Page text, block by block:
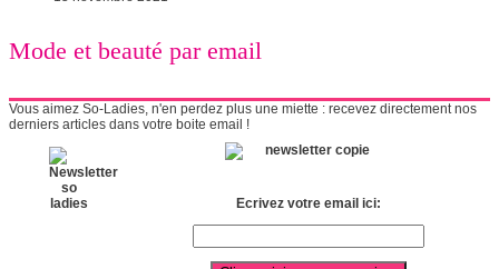
Mode et beauté par email
Vous aimez So-Ladies, n'en perdez plus une miette : recevez directement nos
derniers articles dans votre boite email !
Ecrivez votre email ici: